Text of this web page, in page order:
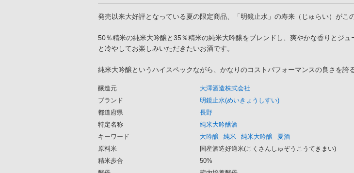
発売以来大好評となっている夏の限定商品、「明鏡止水」の寿来（じゅらい）がこ
50％精米の純米大吟醸と35％精米の純米大吟醸をブレンドし、爽やかな香りとジ
と冷やしてお楽しみいただきたいお酒です。
純米大吟醸というハイスペックながら、かなりのコストパフォーマンスの良さを誇
醸造元
大澤酒造株式会社
ブランド
明鏡止水(めいきょうしすい)
都道府県
長野
特定名称
純米大吟醸酒
キーワード
大吟醸 純米 純米大吟醸
夏酒
原料米
国産酒造好適米(こくさんしゅぞうこうてきまい)
精米歩合
50%